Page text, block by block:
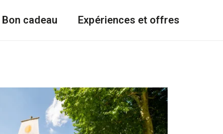
Bon cadeau Expériences et offres